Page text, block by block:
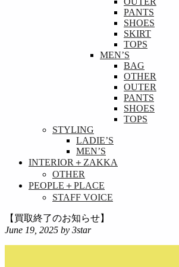
PANTS
SHOES
SKIRT
TOPS
MEN’S
BAG
OTHER
OUTER
PANTS
SHOES
TOPS
STYLING
LADIE’S
MEN’S
INTERIOR＋ZAKKA
OTHER
PEOPLE＋PLACE
STAFF VOICE
【買取終了のお知らせ】
June 19, 2025 by 3star